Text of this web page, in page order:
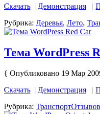
Скачать
Демонстрация
Рубрика: Деревья, Лето,
Тема WordPress
{ Опубликовано 19 Мар
Скачать | Демонстрация |
Рубрика: Транспорт